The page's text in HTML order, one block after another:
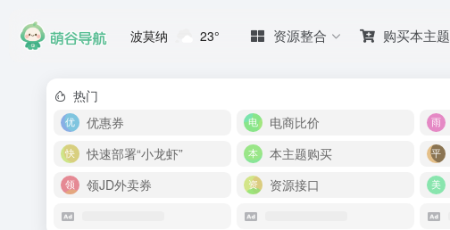
波莫纳 23° 资源整合 购买本主题
热门
优惠券
电商比价
快速部署“小龙虾”
本主题购买
领JD外卖券
资源接口